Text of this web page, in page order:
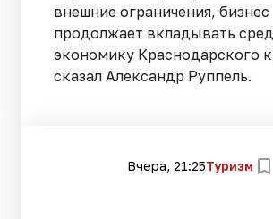
внешние ограничения, бизнес
продолжает вкладывать
экономику Краснодарского
сказал Александр Руппель.
Вчера, 21:25Туризм